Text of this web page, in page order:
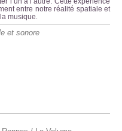
entre notre réalité spatiale et
musique
et sonore